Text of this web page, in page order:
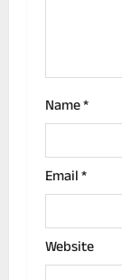
o
n
Name*
Email*
Website